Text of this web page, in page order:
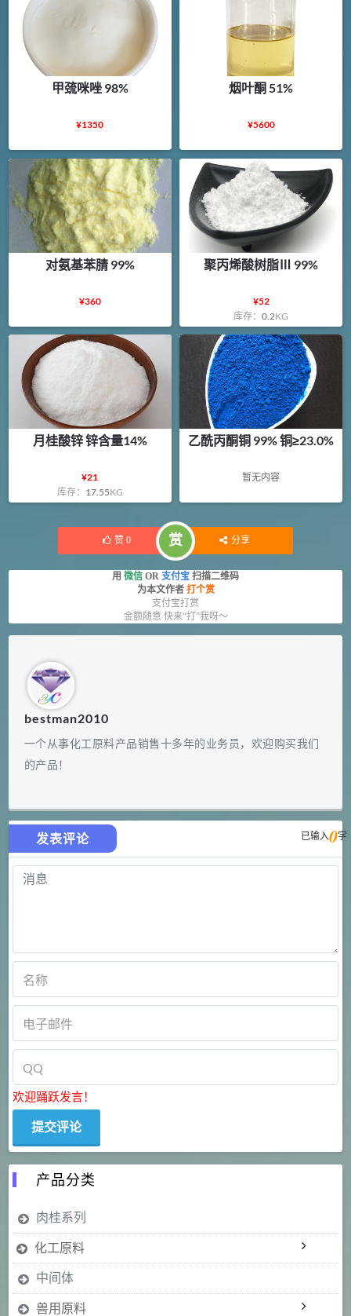
甲巯咪唑 98%
¥1350
烟叶酮 51%
¥5600
对氨基苯腈 99%
¥360
聚丙烯酸树脂Ⅲ 99%
¥52
库存：0.2KG
月桂酸锌 锌含量14%
¥21
库存： 17.55KG
乙酰丙酮铜 99% 铜≥23.0%
暂无内容
赞 0 赏 分享
用 微信 OR 支付宝 扫描二维码
为本文作者 打个赏
支付宝打赏
金额随意 快来“打”我呀～
bestman2010
一个从事化工原料产品销售十多年的业务员，欢迎购买我们
的产品！
发表评论 已输入0字
欢迎踊跃发言！
产品分类
肉桂系列
化工原料
中间体
兽用原料